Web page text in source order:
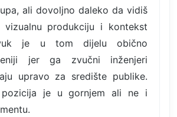
ali dovoljno daleko da vidiš
vizualnu produkciju i kontekst
je u tom dijelu obično
jer ga zvučni inženjeri
upravo za središte publike.
pozicija je u gornjem ali ne i